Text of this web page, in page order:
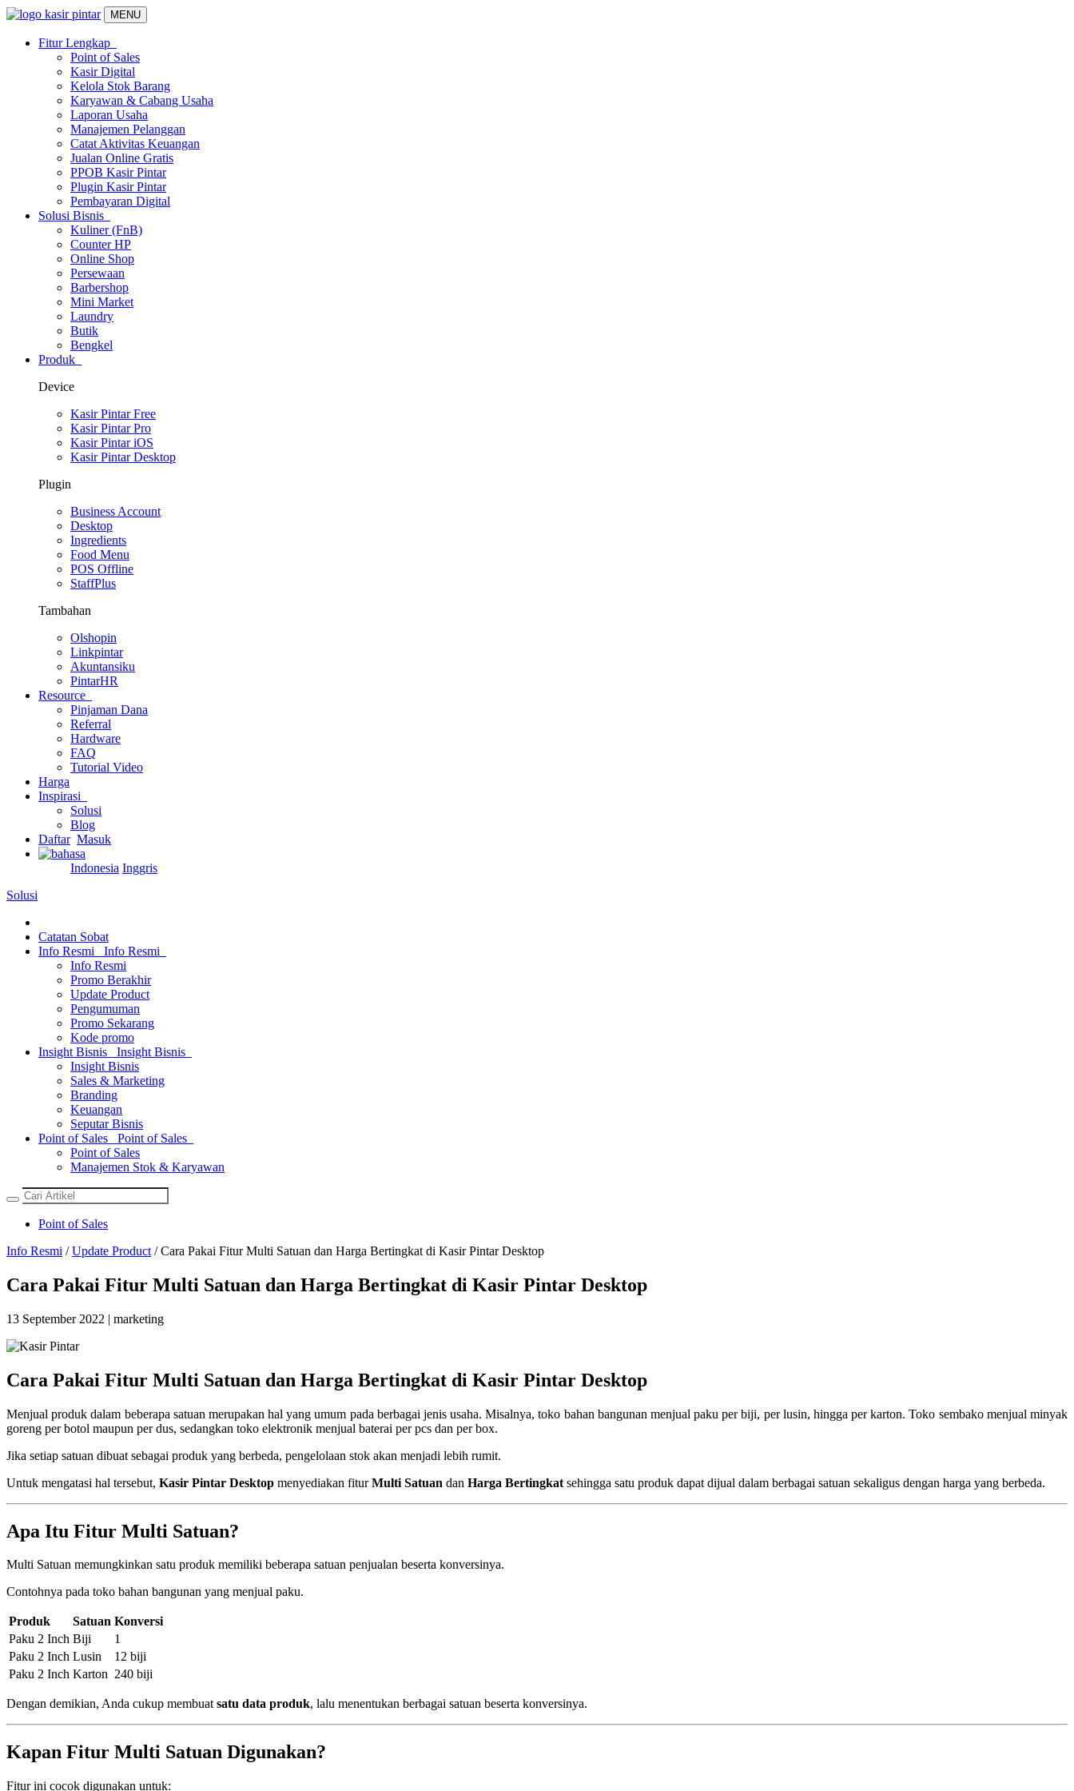
MENU
Fitur Lengkap
Point of Sales
Kasir Digital
Kelola Stok Barang
Karyawan & Cabang Usaha
Laporan Usaha
Manajemen Pelanggan
Catat Aktivitas Keuangan
Jualan Online Gratis
PPOB Kasir Pintar
Plugin Kasir Pintar
Pembayaran Digital
Solusi Bisnis
Kuliner (FnB)
Counter HP
Online Shop
Persewaan
Barbershop
Mini Market
Laundry
Butik
Bengkel
Produk
Device
Kasir Pintar Free
Kasir Pintar Pro
Kasir Pintar iOS
Kasir Pintar Desktop
Plugin
Business Account
Desktop
Ingredients
Food Menu
POS Offline
StaffPlus
Tambahan
Olshopin
Linkpintar
Akuntansiku
PintarHR
Resource
Pinjaman Dana
Referral
Hardware
FAQ
Tutorial Video
Harga
Inspirasi
Solusi
Blog
Daftar Masuk
Indonesia Inggris
Solusi
Catatan Sobat
Info Resmi
Info Resmi
Info Resmi
Promo Berakhir
Update Product
Pengumuman
Promo Sekarang
Kode promo
Insight Bisnis
Insight Bisnis
Insight Bisnis
Sales & Marketing
Branding
Keuangan
Seputar Bisnis
Point of Sales
Point of Sales
Point of Sales
Manajemen Stok & Karyawan
Point of Sales
Info Resmi /Update Product / Cara Pakai Fitur Multi Satuan dan Harga Bertingkat di Kasir Pintar Desktop
Cara Pakai Fitur Multi Satuan dan Harga Bertingkat di Kasir Pintar Desktop
13 September 2022 | marketing
Cara Pakai Fitur Multi Satuan dan Harga Bertingkat di Kasir Pintar Desktop
Menjual produk dalam beberapa satuan merupakan hal yang umum pada berbagai jenis usaha. Misalnya, toko bahan bangunan menjual paku per biji, per lusin, hingga per karton. Toko sembako menjual minyak
goreng per botol maupun per dus, sedangkan toko elektronik menjual baterai per pcs dan per box.
Jika setiap satuan dibuat sebagai produk yang berbeda, pengelolaan stok akan menjadi lebih rumit.
Untuk mengatasi hal tersebut, Kasir Pintar Desktop menyediakan fiturMulti Satuan dan Harga Bertingkat sehingga satu produk dapat dijual dalam berbagai satuan sekaligus dengan harga yang berbeda.
Apa Itu Fitur Multi Satuan?
Multi Satuan memungkinkan satu produk memiliki beberapa satuan penjualan beserta konversinya.
Contohnya pada toko bahan bangunan yang menjual paku.
Produk Satuan Konversi
Paku 2 Inch Biji
1
Paku 2 Inch Lusin
12 biji
Paku 2 Inch Karton 240 biji
Dengan demikian, Anda cukup membuatsatu data produk, lalu menentukan berbagai satuan beserta konversinya.
Kapan Fitur Multi Satuan Digunakan?
Fitur ini cocok digunakan untuk: